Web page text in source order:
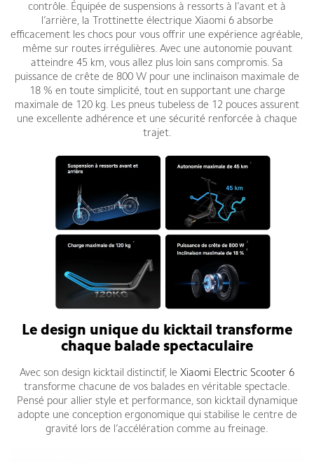
contrôle. Équipée de suspensions à ressorts à l’avant et à
l’arrière, la Trottinette électrique Xiaomi 6 absorbe
efficacement les chocs pour vous offrir une expérience agréable,
même sur routes irrégulières. Avec une autonomie pouvant
atteindre 45 km, vous allez plus loin sans compromis. Sa
puissance de crête de 800 W pour une inclinaison maximale de
18 % en toute simplicité, tout en supportant une charge
maximale de 120 kg. Les pneus tubeless de 12 pouces assurent
une excellente adhérence et une sécurité renforcée à chaque
trajet.
Le design unique du kicktail transforme
chaque balade spectaculaire
Avec son design kicktail distinctif, le Xiaomi Electric Scooter 6
transforme chacune de vos balades en véritable spectacle.
Pensé pour allier style et performance, son kicktail dynamique
adopte une conception ergonomique qui stabilise le centre de
gravité lors de l’accélération comme au freinage.